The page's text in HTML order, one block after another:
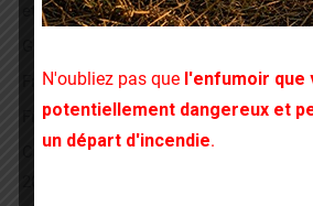
et de la pollinisation en Bretagne 2026-
Frelon – PPF2026 Documents en
Frelon : la lutte
Carte résultats campagne piégeage
N'oubliez pas que l'enfumoir que
potentiellement dangereux et
un départ d'incendie.